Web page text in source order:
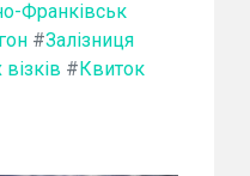
Франківськ
#Залізниця
#Квиток